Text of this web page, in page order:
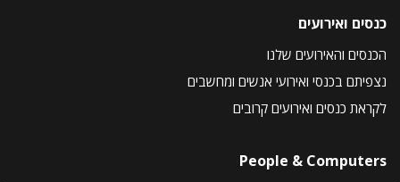
כנסים ואירועים
הכנסים והאירועים שלנו
נצפיתם בכנסי ואירועי אנשים ומחשבים
לקראת כנסים ואירועים קרובים
People & Computers